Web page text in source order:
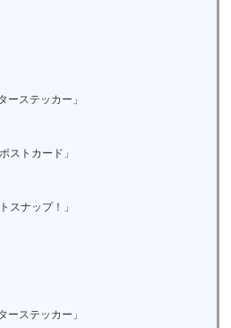
ーステッカー」
ストカード」
スナップ！」
ーステッカー」